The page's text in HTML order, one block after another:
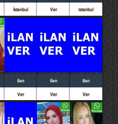
İstanbul Ver istanbul
ilan
Ver
ilan
Ver
ilan
Ver